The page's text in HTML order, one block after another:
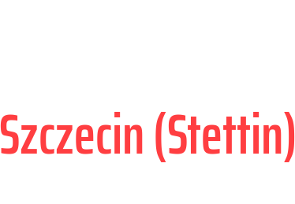
Szczecin (Stettin)